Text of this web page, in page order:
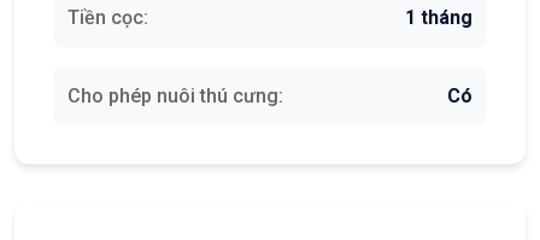
Tiền cọc: 1 tháng
Cho phép nuôi thú cưng: Có